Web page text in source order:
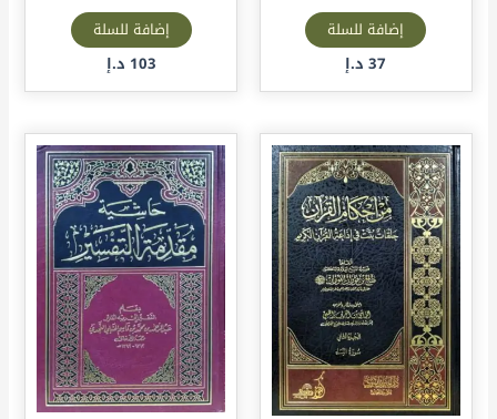
إضافة للسلة
37 د.إ
إضافة للسلة
103 د.إ